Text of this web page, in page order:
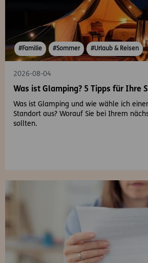
#Familie #Sommer #Urlaub & Reisen
2026-08-04
Was ist Glamping? 5 Tipps für Ihre
Was ist Glamping und wie wähle ich
Standort aus? Worauf Sie bei Ihrem
sollten.